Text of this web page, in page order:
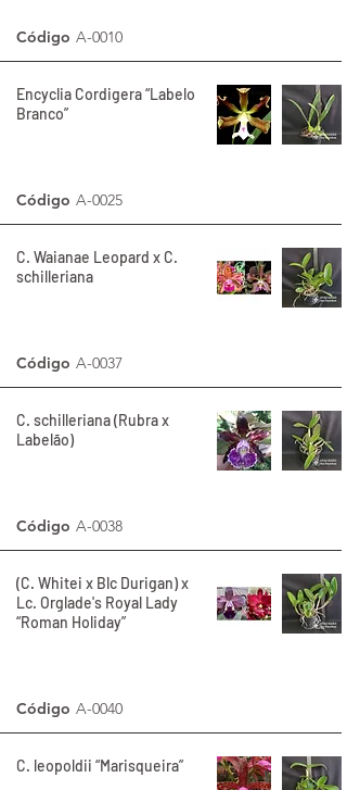
Código A-0010
Encyclia Cordigera “Labelo
Branco”
Código A-0025
C. Waianae Leopard x C.
schilleriana
Código A-0037
C. schilleriana (Rubra x
Labelão)
Código A-0038
(C. Whitei x Blc Durigan) x
Lc. Orglade's Royal Lady
“Roman Holiday”
Código A-0040
C. leopoldii “Marisqueira”